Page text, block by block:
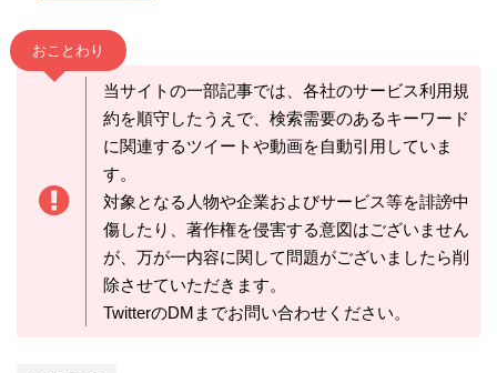
おことわり
当サイトの一部記事では、各社のサービス利用規
約を順守したうえで、検索需要のあるキーワード
に関連するツイートや動画を自動引用していま
す。
対象となる人物や企業およびサービス等を誹謗中
傷したり、著作権を侵害する意図はございません
が、万が一内容に関して問題がございましたら削
除させていただきます。
TwitterのDMまでお問い合わせください。